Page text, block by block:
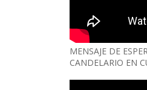
MENSAJE DE
CANDELARIO EN